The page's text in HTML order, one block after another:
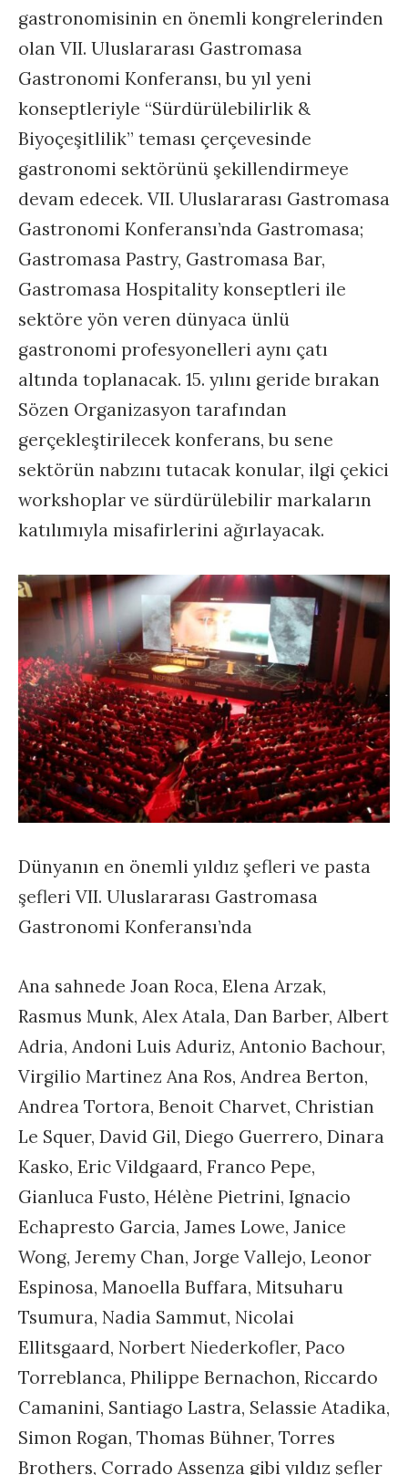
gastronomisinin en önemli kongrelerinden
olan VII. Uluslararası Gastromasa
Gastronomi Konferansı, bu yıl yeni
konseptleriyle “Sürdürülebilirlik &
Biyoçeşitlilik” teması çerçevesinde
gastronomi sektörünü şekillendirmeye
devam edecek. VII. Uluslararası Gastromasa
Gastronomi Konferansı’nda Gastromasa;
Gastromasa Pastry, Gastromasa Bar,
Gastromasa Hospitality konseptleri ile
sektöre yön veren dünyaca ünlü
gastronomi profesyonelleri aynı çatı
altında toplanacak. 15. yılını geride bırakan
Sözen Organizasyon tarafından
gerçekleştirilecek konferans, bu sene
sektörün nabzını tutacak konular, ilgi çekici
workshoplar ve sürdürülebilir markaların
katılımıyla misafirlerini ağırlayacak.
Dünyanın en önemli yıldız şefleri ve pasta
şefleri VII. Uluslararası Gastromasa
Gastronomi Konferansı’nda
Ana sahnede Joan Roca, Elena Arzak,
Rasmus Munk, Alex Atala, Dan Barber, Albert
Adria, Andoni Luis Aduriz, Antonio Bachour,
Virgilio Martinez Ana Ros, Andrea Berton,
Andrea Tortora, Benoit Charvet, Christian
Le Squer, David Gil, Diego Guerrero, Dinara
Kasko, Eric Vildgaard, Franco Pepe,
Gianluca Fusto, Hélène Pietrini, Ignacio
Echapresto Garcia, James Lowe, Janice
Wong, Jeremy Chan, Jorge Vallejo, Leonor
Espinosa, Manoella Buffara, Mitsuharu
Tsumura, Nadia Sammut, Nicolai
Ellitsgaard, Norbert Niederkofler, Paco
Torreblanca, Philippe Bernachon, Riccardo
Camanini, Santiago Lastra, Selassie Atadika,
Simon Rogan, Thomas Bühner, Torres
Brothers, Corrado Assenza gibi yıldız şefler